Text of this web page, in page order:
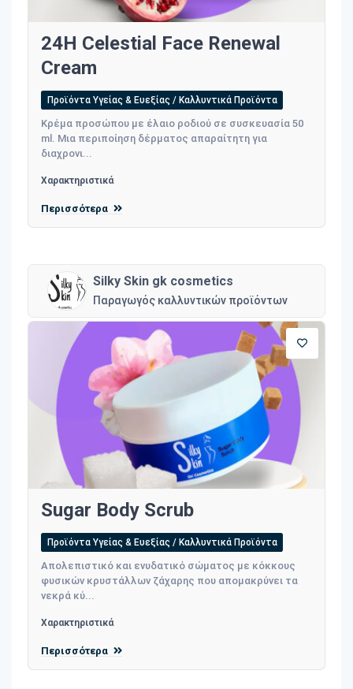
24H Celestial Face Renewal
Cream
Προϊόντα Υγείας & Ευεξίας / Καλλυντικά Προϊόντα
Κρέμα προσώπου με έλαιο ροδιού σε συσκευασία 50
ml. Mια περιποίηση δέρματος απαραίτητη για
διαχρονι...
Χαρακτηριστικά
Περισσότερα
Silky Skin gk cosmetics
Παραγωγός καλλυντικών προϊόντων
Sugar Body Scrub
Προϊόντα Υγείας & Ευεξίας / Καλλυντικά Προϊόντα
Απολεπιστικό και ενυδατικό σώματος με κόκκους
φυσικών κρυστάλλων ζάχαρης που απομακρύνει τα
νεκρά κύ...
Χαρακτηριστικά
Περισσότερα